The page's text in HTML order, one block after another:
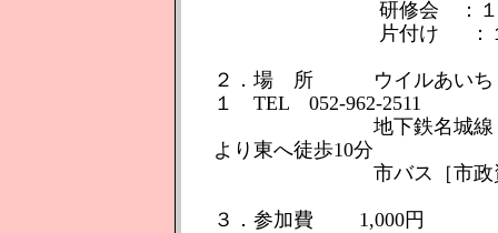
研修会 ：１４：０
片付け ：１６
２．場 所 ウイルあいち
１ TEL 052-962-2511
地下鉄名城線［名古屋
より東へ徒歩10分
市バス［市政資料館
３．参加費 1,000円